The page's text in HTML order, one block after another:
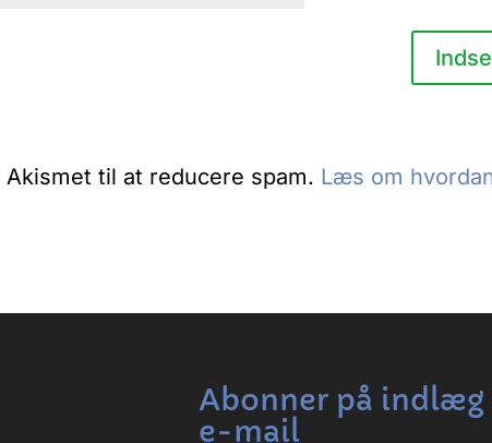
til at reducere spam. Læs om
Abonner på indlæg
e-mail